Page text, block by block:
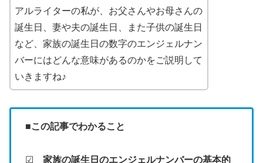
アルライターの私が、お父さんやお母さんの
誕生日、妻や夫の誕生日、また子供の誕生日
など、家族の誕生日の数字のエンジェルナン
バーにはどんな意味があるのかをご説明して
いきますね♪
■この記事でわかること
☑ 家族の誕生日のエンジェルナンバーの基本的